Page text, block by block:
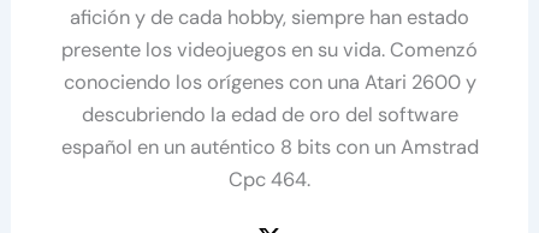
afición y de cada hobby, siempre han estado
presente los videojuegos en su vida. Comenzó
conociendo los orígenes con una Atari 2600 y
descubriendo la edad de oro del software
español en un auténtico 8 bits con un Amstrad
Cpc 464.